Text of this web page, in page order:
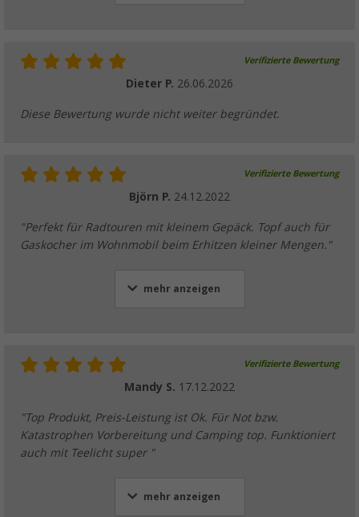
Verifizierte Bewertung
Dieter P. 26.06.2026
Diese Bewertung wurde nicht weiter begründet.
Verifizierte Bewertung
Björn P. 24.12.2022
"Perfekt für Radtouren mit kleinem Gepäck. Topf auch für
Gaskocher im Wohnmobil beim Erhitzen kleiner Mengen."
mehr anzeigen
Verifizierte Bewertung
Mandy S. 17.12.2022
"Top Produkt, Preis-Leistung ist Ok. Für Not bzw.
Katastrophen Vorbereitung und Camping top. Funktioniert
auch mit Teelicht super "
mehr anzeigen